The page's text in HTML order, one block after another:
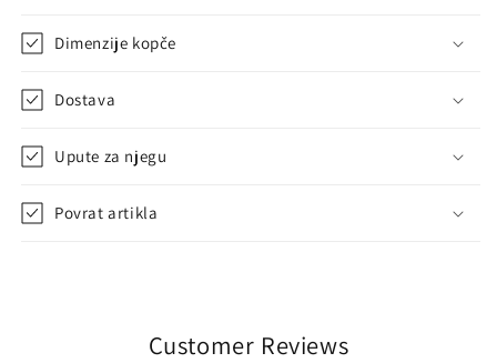
Dimenzije kopče
Dostava
Upute za njegu
Povrat artikla
Customer Reviews